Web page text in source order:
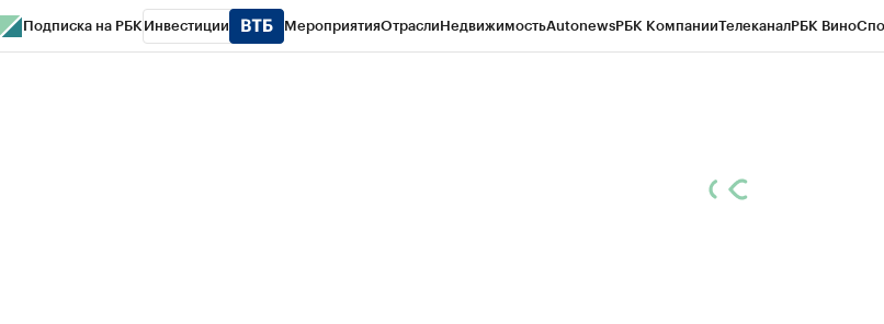
Подписка на РБК Инвестиции МероприятияОтраслиНедвижимостьAutonewsРБК КомпанииТелеканалРБК Вино